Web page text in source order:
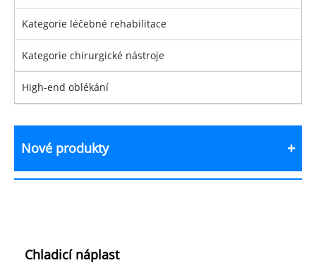
Kategorie léčebné rehabilitace
Kategorie chirurgické nástroje
High-end oblékání
Nové produkty
Chladicí náplast